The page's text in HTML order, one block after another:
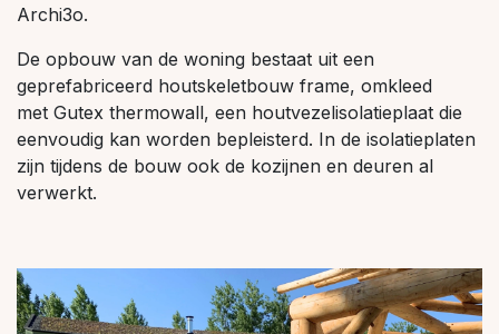
Archi3o.
De opbouw van de woning bestaat uit een
geprefabriceerd houtskeletbouw frame, omkleed
met Gutex thermowall, een houtvezelisolatieplaat die
eenvoudig kan worden bepleisterd. In de isolatieplaten
zijn tijdens de bouw ook de kozijnen en deuren al
verwerkt.